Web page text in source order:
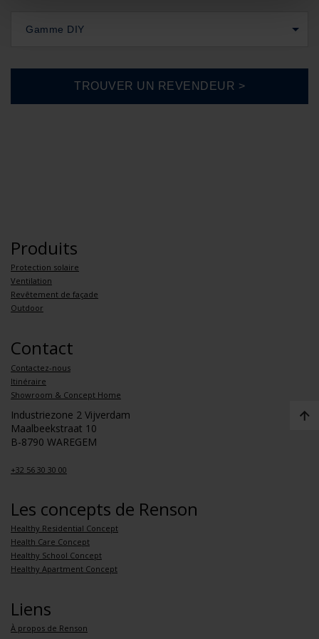
Gamme DIY
Produits
Protection solaire
Ventilation
Revêtement de façade
Outdoor
Contact
Contactez-nous
Itinéraire
Showroom & Concept Home
Industriezone 2 Vijverdam
Maalbeekstraat 10
B-8790 WAREGEM
+32 56 30 30 00
Les concepts de Renson
Healthy Residential Concept
Health Care Concept
Healthy School Concept
Healthy Apartment Concept
Liens
À propos de Renson